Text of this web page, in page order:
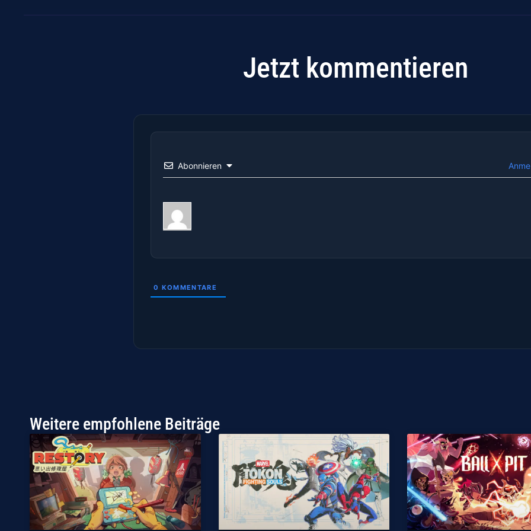
Jetzt kommentieren
Abonnieren
0 KOMMENTARE
Weitere empfohlene Beiträge